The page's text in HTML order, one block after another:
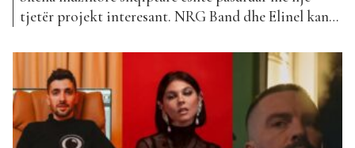
tjetër projekt interesant. NRG Band dhe Elinel kanë
bashkëpunim që sjell emocione, ritëm dhe një
histori dashurie të treguar përmes muzikës. “Pa Ty”
vjen si një këngë moderne që kombinon stilin
karakteristik të NRG...